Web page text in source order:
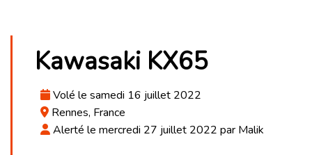
Kawasaki KX65
Volé le samedi 16 juillet 2022
Rennes, France
Alerté le mercredi 27 juillet 2022 par Malik